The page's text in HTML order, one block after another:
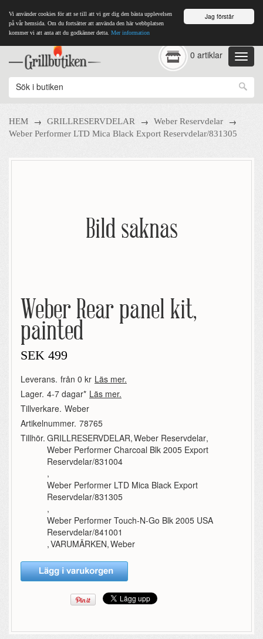
Jag förstår
Vi använder cookies för att se till att vi ger dig den bästa upplevelsen
på vår hemsida. Om du fortsätter att använda den här webbplatsen
kommer vi att anta att du godkänner detta. Mer information
0 artiklar
HEM → GRILLRESERVDELAR → Weber Reservdelar →
Weber Performer LTD Mica Black Export Reservdelar/831305
Bild saknas
Weber Rear panel kit,
painted
SEK 499
Leverans. från 0 kr Läs mer.
Lager. 4-7 dagar* Läs mer.
Tillverkare. Weber
Artikelnummer. 78765
Tillhör. GRILLRESERVDELAR,Weber Reservdelar,
Weber Performer Charcoal Blk 2005 Export
Reservdelar/831004
,
Weber Performer LTD Mica Black Export
Reservdelar/831305
,
Weber Performer Touch-N-Go Blk 2005 USA
Reservdelar/841001
,VARUMÄRKEN,Weber